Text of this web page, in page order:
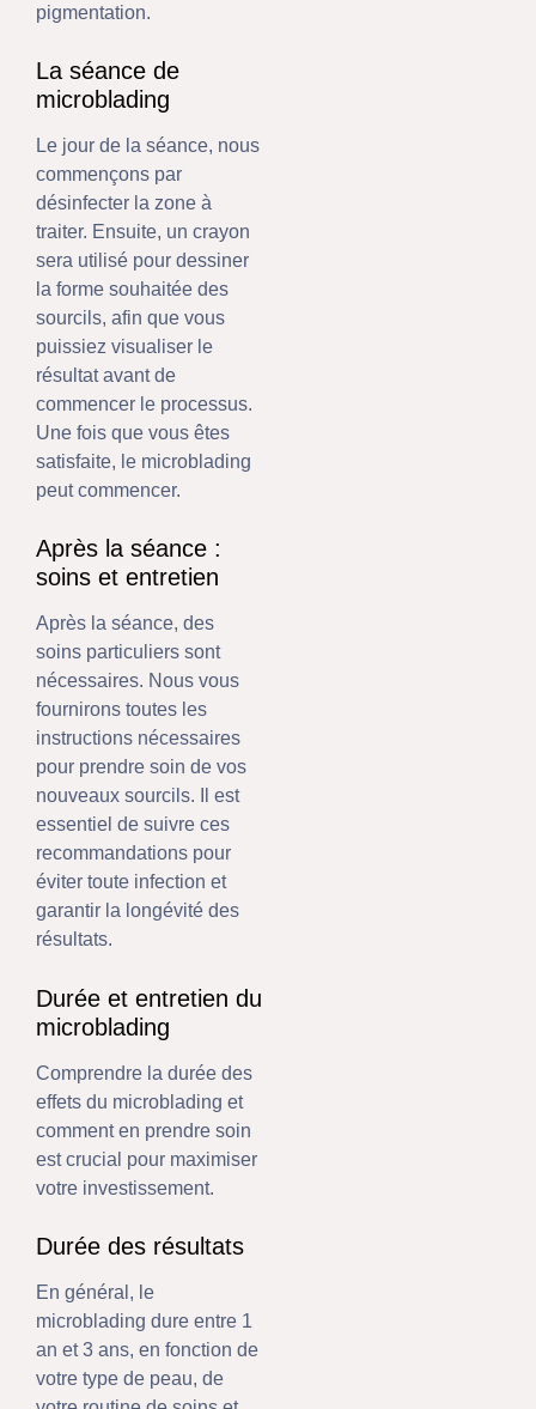
pigmentation.
La séance de
microblading
Le jour de la séance, nous
commençons par
désinfecter la zone à
traiter. Ensuite, un crayon
sera utilisé pour dessiner
la forme souhaitée des
sourcils, afin que vous
puissiez visualiser le
résultat avant de
commencer le processus.
Une fois que vous êtes
satisfaite, le microblading
peut commencer.
Après la séance :
soins et entretien
Après la séance, des
soins particuliers sont
nécessaires. Nous vous
fournirons toutes les
instructions nécessaires
pour prendre soin de vos
nouveaux sourcils. Il est
essentiel de suivre ces
recommandations pour
éviter toute infection et
garantir la longévité des
résultats.
Durée et entretien du
microblading
Comprendre la durée des
effets du microblading et
comment en prendre soin
est crucial pour maximiser
votre investissement.
Durée des résultats
En général, le
microblading dure entre 1
an et 3 ans, en fonction de
votre type de peau, de